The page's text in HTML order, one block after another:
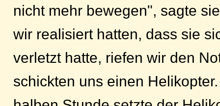
nicht mehr bewegen", sagte
wir realisiert hatten, dass sie
verletzt hatte, riefen wir den
schickten uns einen